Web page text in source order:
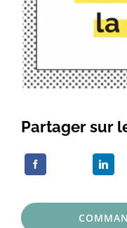
Partager sur